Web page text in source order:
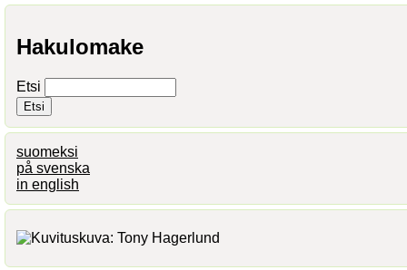
Hakulomake
Etsi
suomeksi
på svenska
in english